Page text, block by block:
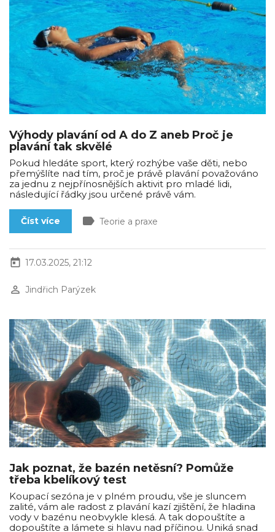
Výhody plavání od A do Z aneb Proč je
plavání tak skvělé
Pokud hledáte sport, který rozhýbe vaše děti, nebo
přemýšlíte nad tím, proč je právě plavání považováno
za jednu z nejpřínosnějších aktivit pro mladé lidi,
následující řádky jsou určené právě vám.
Číst více label Teorie a praxe
today 17.03.2025, 21:12
perm_identity Jindřich Parýzek
Jak poznat, že bazén netěsní? Pomůže
třeba kbelíkový test
Koupací sezóna je v plném proudu, vše je sluncem
zalité, vám ale radost z plavání kazí zjištění, že hladina
vody v bazénu neobvykle klesá. A tak dopouštíte a
dopouštíte a lámete si hlavu nad příčinou. Uniká snad